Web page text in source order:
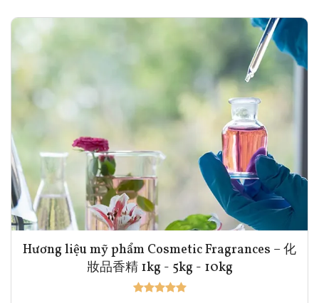
Hương liệu mỹ phẩm Cosmetic Fragrances – 化
妝品香精 1kg - 5kg - 10kg